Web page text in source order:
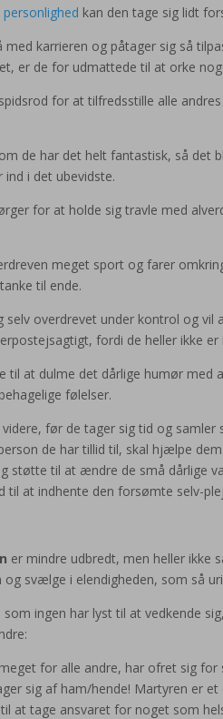
personlighed kan den tage sig lidt
med karrieren og påtager sig så
er de for udmattede til at orke
for at tilfredsstille alle
de har det helt fantastisk, så det
ind i det ubevidste.
for at holde sig travle med
meget sport og farer
til ende.
selv overdrevet under kontrol og vil
fordi de heller ikke
til at dulme det dårlige humør med
følelser.
før de tager sig tid og
de har tillid til, skal hjælpe
støtte til at ændre de små dårlige
til at indhente den forsømte selv-
er mindre udbredt, men heller ikke
svælge i elendigheden, som så
ingen har lyst til at vedkende
for alle andre, har ofret sig
sig af ham/hende! Martyren er
at tage ansvaret for noget som